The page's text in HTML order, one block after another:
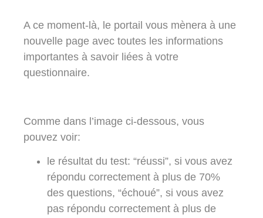
A ce moment-là, le portail vous mènera à une
nouvelle page avec toutes les informations
importantes à savoir liées à votre
questionnaire.
Comme dans l’image ci-dessous, vous
pouvez voir:
le résultat du test: “réussi”, si vous avez
répondu correctement à plus de 70%
des questions, “échoué”, si vous avez
pas répondu correctement à plus de